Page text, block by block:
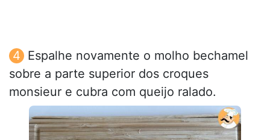
Espalhe novamente o molho bechamel
sobre a parte superior dos croques
monsieur e cubra com queijo ralado.